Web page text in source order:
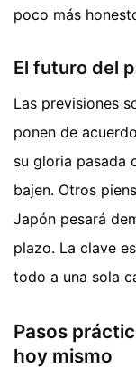
poco más
El futuro del
Las previsiones
ponen de
su gloria pasada
bajen. Otros
Japón pesará
plazo. La clave
todo a una sola
Pasos
hoy mismo